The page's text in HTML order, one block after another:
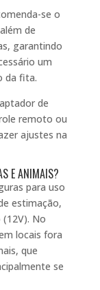
se o
de
garantindo
um
da fita.
de
remoto ou
ajustes na
E ANIMAIS?
para uso
estimação,
No
locais fora
que
se